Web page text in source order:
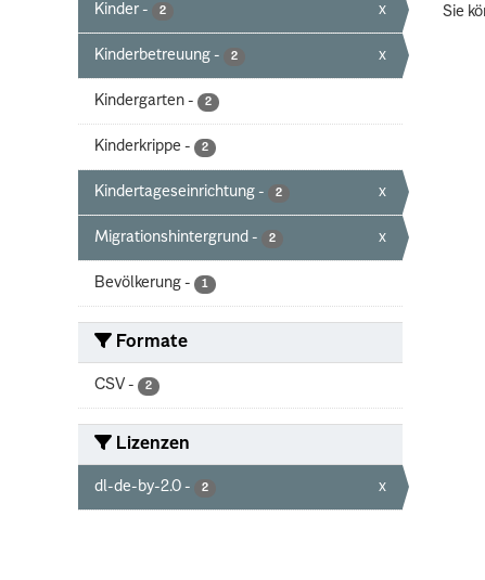
Kinder - 2 x
Kinderbetreuung - 2 x
Kindergarten - 2
Kinderkrippe - 2
Kindertageseinrichtung - 2 x
Migrationshintergrund - 2 x
Bevölkerung - 1
Formate
CSV - 2
Lizenzen
dl-de-by-2.0 - 2 x
Sie